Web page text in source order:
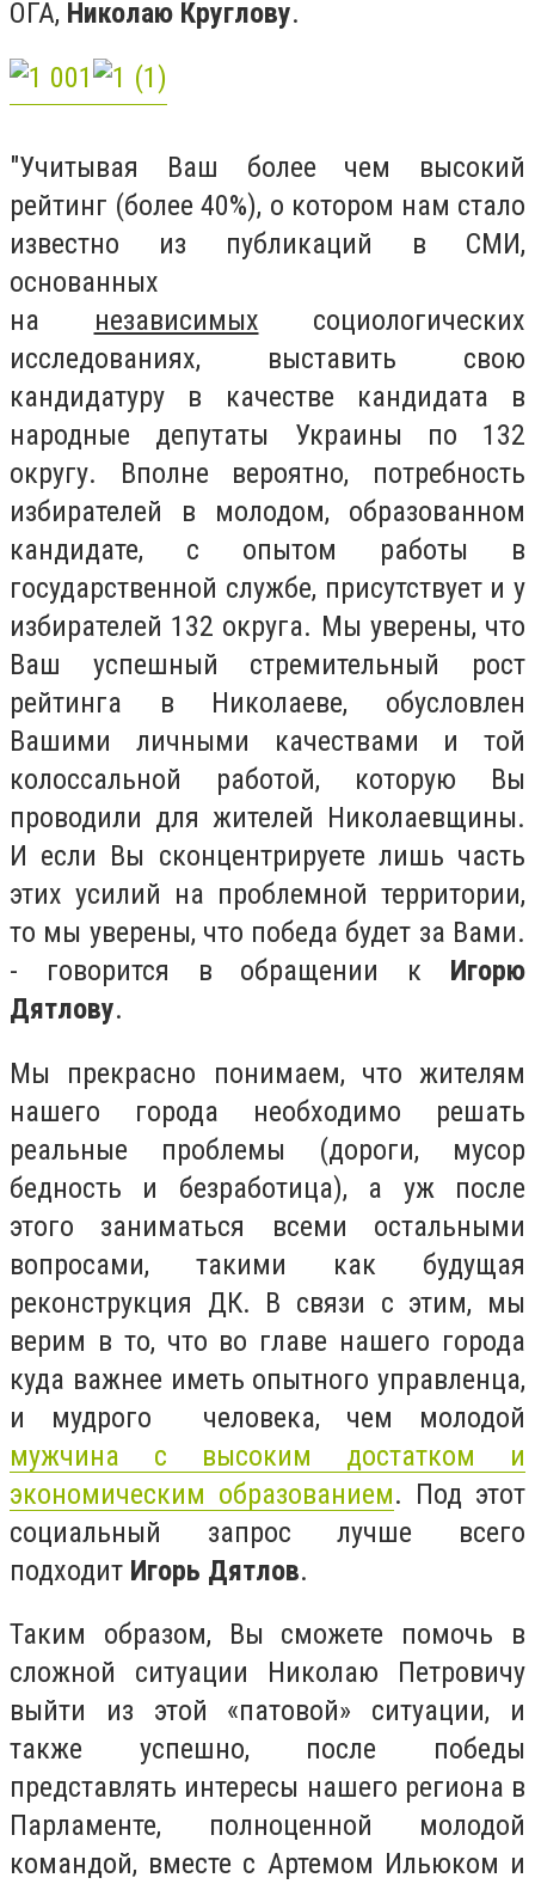
ОГА, Николаю Круглову.
"Учитывая Ваш более чем высокий
рейтинг (более 40%), о котором нам стало
известно из публикаций в СМИ,
основанных
на независимых социологических
исследованиях, выставить свою
кандидатуру в качестве кандидата в
народные депутаты Украины по 132
округу. Вполне вероятно, потребность
избирателей в молодом, образованном
кандидате, с опытом работы в
государственной службе, присутствует и у
избирателей 132 округа. Мы уверены, что
Ваш успешный стремительный рост
рейтинга в Николаеве, обусловлен
Вашими личными качествами и той
колоссальной работой, которую Вы
проводили для жителей Николаевщины.
И если Вы сконцентрируете лишь часть
этих усилий на проблемной территории,
то мы уверены, что победа будет за Вами.
- говорится в обращении к Игорю
Дятлову.
Мы прекрасно понимаем, что жителям
нашего города необходимо решать
реальные проблемы (дороги, мусор
бедность и безработица), а уж после
этого заниматься всеми остальными
вопросами, такими как будущая
реконструкция ДК. В связи с этим, мы
верим в то, что во главе нашего города
куда важнее иметь опытного управленца,
и мудрого человека, чем молодой
мужчина с высоким достатком и
экономическим образованием. Под этот
социальный запрос лучше всего
подходит Игорь Дятлов.
Таким образом, Вы сможете помочь в
сложной ситуации Николаю Петровичу
выйти из этой «патовой» ситуации, и
также успешно, после победы
представлять интересы нашего региона в
Парламенте, полноценной молодой
командой, вместе с Артемом Ильюком и